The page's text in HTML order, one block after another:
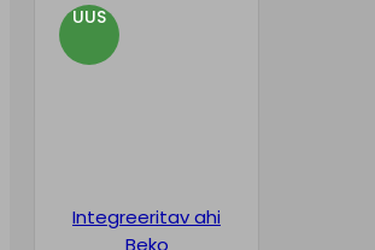
UUS
Integreeritav ahi
Beko